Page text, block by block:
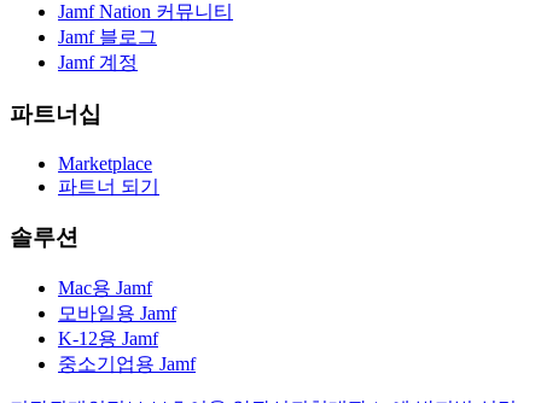
Jamf Nation 커뮤니티
Jamf 블로그
Jamf 계정
파트너십
Marketplace
파트너 되기
솔루션
Mac용 Jamf
모바일용 Jamf
K-12용 Jamf
중소기업용 Jamf